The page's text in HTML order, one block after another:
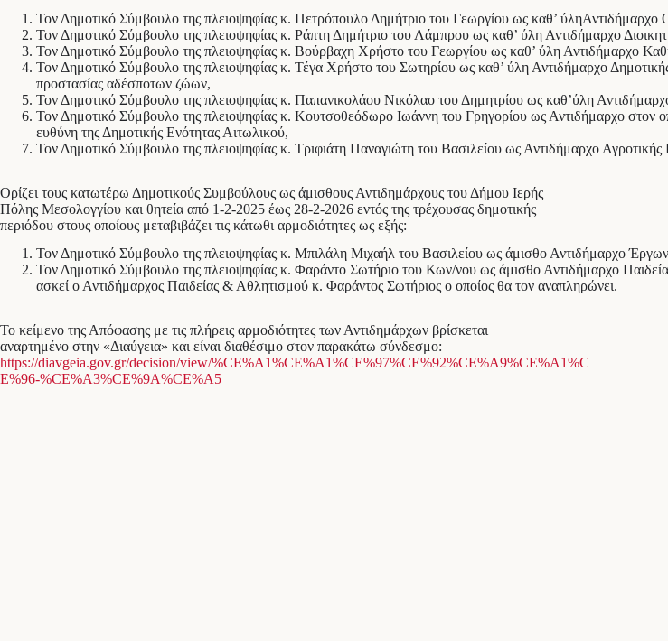
Τον Δημοτικό Σύμβουλο της πλειοψηφίας κ. Πετρόπουλο Δημήτριο του Γεωργίου ως καθ’
Τον Δημοτικό Σύμβουλο της πλειοψηφίας κ. Ράπτη Δημήτριο του Λάμπρου ως καθ’ ύλη Αντιδήμαρχο
Τον Δημοτικό Σύμβουλο της πλειοψηφίας κ. Βούρβαχη Χρήστο του Γεωργίου ως καθ’ ύλη Αντιδήμαρχο
Τον Δημοτικό Σύμβουλο της πλειοψηφίας κ. Τέγα Χρήστο του Σωτηρίου ως καθ’ ύλη Αντιδήμαρχο
προστασίας αδέσποτων ζώων,
Τον Δημοτικό Σύμβουλο της πλειοψηφίας κ. Παπανικολάου Νικόλαο του Δημητρίου ως καθ’ύλη
Τον Δημοτικό Σύμβουλο της πλειοψηφίας κ. Κουτσοθεόδωρο Ιωάννη του Γρηγορίου ως Αντιδήμαρχο στον
ευθύνη της Δημοτικής Ενότητας Αιτωλικού,
Τον Δημοτικό Σύμβουλο της πλειοψηφίας κ. Τριφιάτη Παναγιώτη του Βασιλείου ως Αντιδήμαρχο
Ορίζει τους κατωτέρω Δημοτικούς Συμβούλους ως άμισθους Αντιδημάρχους του Δήμου Ιερής
Πόλης Μεσολογγίου και θητεία από 1-2-2025 έως 28-2-2026 εντός της τρέχουσας δημοτικής
περιόδου στους οποίους μεταβιβάζει τις κάτωθι αρμοδιότητες ως εξής:
Τον Δημοτικό Σύμβουλο της πλειοψηφίας κ. Μπιλάλη Μιχαήλ του Βασιλείου ως άμισθο Αντιδήμαρχο
Τον Δημοτικό Σύμβουλο της πλειοψηφίας κ. Φαράντο Σωτήριο του Κων/νου ως άμισθο Αντιδήμαρχο
ασκεί ο Αντιδήμαρχος Παιδείας & Αθλητισμού κ. Φαράντος Σωτήριος ο οποίος θα τον αναπληρώνει.
Το κείμενο της Απόφασης με τις πλήρεις αρμοδιότητες των Αντιδημάρχων βρίσκεται
αναρτημένο στην «Διαύγεια» και είναι διαθέσιμο στον παρακάτω σύνδεσμο:
https://diavgeia.gov.gr/decision/view/%CE%A1%CE%A1%CE%97%CE%92%CE%A9%CE%A1%C
E%96-%CE%A3%CE%9A%CE%A5